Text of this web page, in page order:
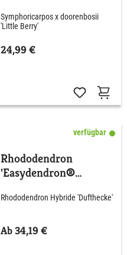
Symphoricarpos x doorenbosii
'Little Berry'
24,99 €
verfügbar
Rhododendron
'Easydendron®
Rhododendron Hybride 'Dufthecke'
Ab 34,19 €